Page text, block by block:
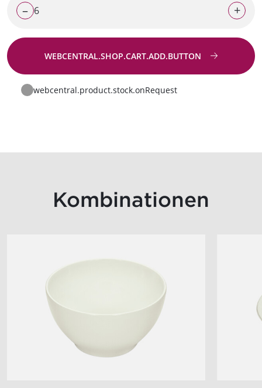
– +
WEBCENTRAL.SHOP.CART.ADD.BUTTON
Zur Anfrage
webcentral.product.stock.onRequest
Kombinationen